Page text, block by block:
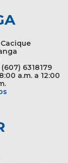
6318179
a.m. a 12:00